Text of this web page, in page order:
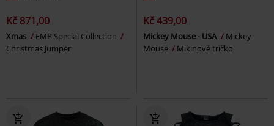
Kč 871,00
Xmas
EMP Special Collection
Christmas Jumper
Kč 439,00
Mickey Mouse - USA
Mickey
Mouse
Mikinové tričko